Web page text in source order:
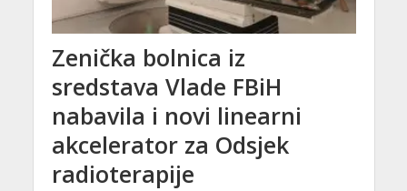
Zenička bolnica iz
sredstava Vlade FBiH
nabavila i novi linearni
akcelerator za Odsjek
radioterapije